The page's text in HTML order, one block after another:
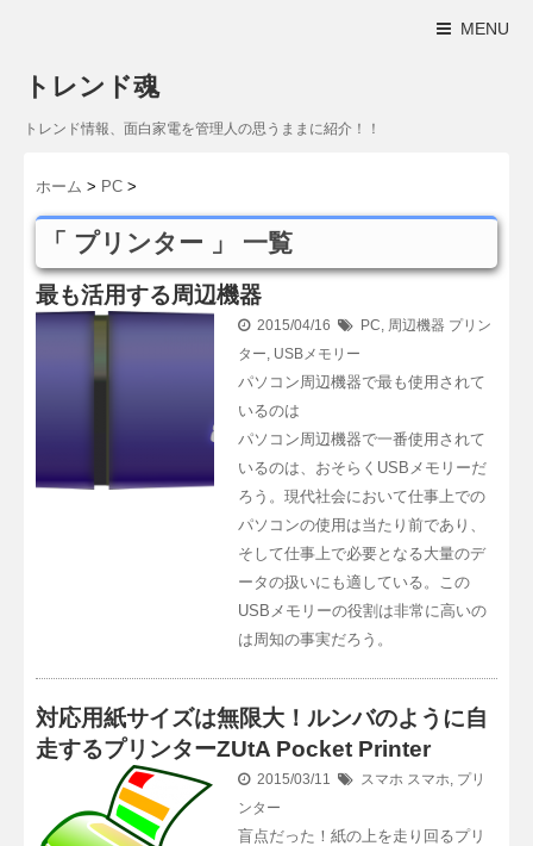
MENU
トレンド魂
トレンド情報、面白家電を管理人の思うままに紹介！！
ホーム > PC >
「 プリンター 」 一覧
最も活用する周辺機器
2015/04/16 PC, 周辺機器 プリン
ター, USBメモリー
パソコン周辺機器で最も使用されて
いるのは
パソコン周辺機器で一番使用されて
いるのは、おそらくUSBメモリーだ
ろう。現代社会において仕事上での
パソコンの使用は当たり前であり、
そして仕事上で必要となる大量のデ
ータの扱いにも適している。この
USBメモリーの役割は非常に高いの
は周知の事実だろう。
対応用紙サイズは無限大！ルンバのように自
走するプリンターZUtA Pocket Printer
2015/03/11 スマホ スマホ, プリ
ンター
盲点だった！紙の上を走り回るプリ